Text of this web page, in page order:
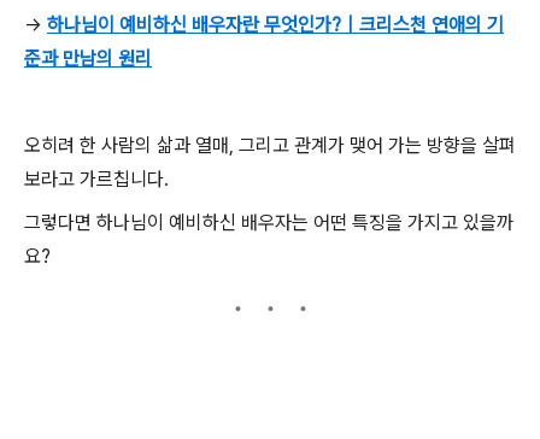
→ 하나님이 예비하신 배우자란 무엇인가?｜크리스천 연애의 기
준과 만남의 원리
오히려 한 사람의 삶과 열매, 그리고 관계가 맺어 가는 방향을 살펴
보라고 가르칩니다.
그렇다면 하나님이 예비하신 배우자는 어떤 특징을 가지고 있을까
요?